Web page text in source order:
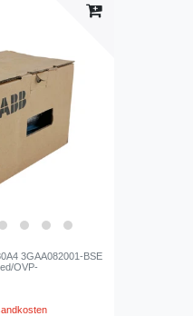
3GAA082001-BSE
OVP-